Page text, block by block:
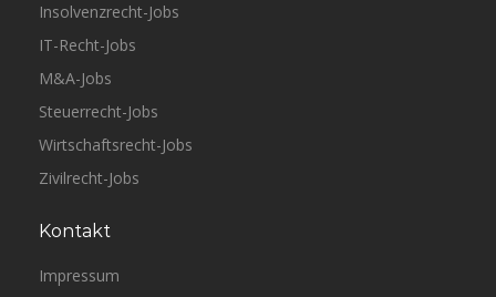
Insolvenzrecht-Jobs
IT-Recht-Jobs
M&A-Jobs
Steuerrecht-Jobs
Wirtschaftsrecht-Jobs
Zivilrecht-Jobs
Kontakt
Impressum